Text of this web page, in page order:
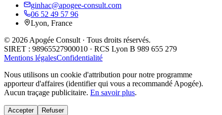
ginhac@apogee-consult.com
06 52 49 57 96
Lyon, France
© 2026 Apogée Consult · Tous droits réservés.
SIRET : 98965527900010 · RCS Lyon B 989 655 279
Mentions légalesConfidentialité
Nous utilisons un cookie d'attribution pour notre programme
apporteur d'affaires (identifier qui vous a recommandé Apogée).
Aucun traçage publicitaire. En savoir plus.
Accepter Refuser